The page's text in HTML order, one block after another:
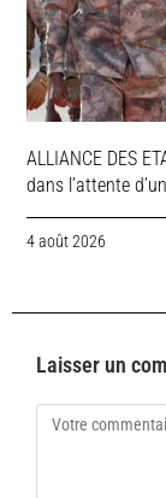
ALLIANCE DES
dans l’attente
4 août 2026
Laisser un